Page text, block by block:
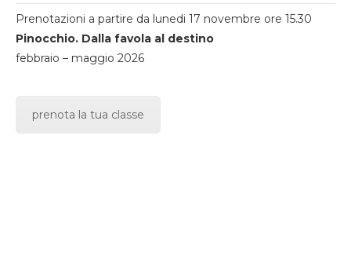
Prenotazioni a partire da lunedi 17 novembre ore 15.30
Pinocchio. Dalla favola al destino
febbraio – maggio 2026
prenota la tua classe